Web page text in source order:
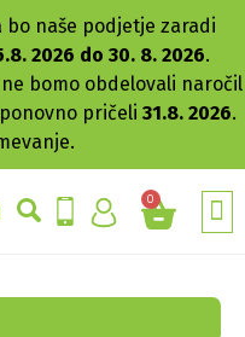
bo naše podjetje zaradi
2026 do 30. 8. 2026.
bomo obdelovali naročil
pričeli 31.8. 2026.
0